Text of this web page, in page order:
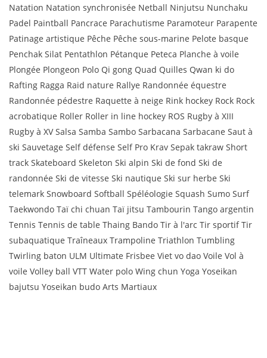
Natation Natation synchronisée Netball Ninjutsu Nunchaku
Padel Paintball Pancrace Parachutisme Paramoteur Parapente
Patinage artistique Pêche Pêche sous-marine Pelote basque
Penchak Silat Pentathlon Pétanque Peteca Planche à voile
Plongée Plongeon Polo Qi gong Quad Quilles Qwan ki do
Rafting Ragga Raid nature Rallye Randonnée équestre
Randonnée pédestre Raquette à neige Rink hockey Rock Rock
acrobatique Roller Roller in line hockey ROS Rugby à XIII
Rugby à XV Salsa Samba Sambo Sarbacana Sarbacane Saut à
ski Sauvetage Self défense Self Pro Krav Sepak takraw Short
track Skateboard Skeleton Ski alpin Ski de fond Ski de
randonnée Ski de vitesse Ski nautique Ski sur herbe Ski
telemark Snowboard Softball Spéléologie Squash Sumo Surf
Taekwondo Taï chi chuan Taï jitsu Tambourin Tango argentin
Tennis Tennis de table Thaing Bando Tir à l'arc Tir sportif Tir
subaquatique Traîneaux Trampoline Triathlon Tumbling
Twirling baton ULM Ultimate Frisbee Viet vo dao Voile Vol à
voile Volley ball VTT Water polo Wing chun Yoga Yoseikan
bajutsu Yoseikan budo Arts Martiaux